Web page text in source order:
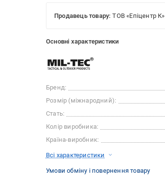
Продавець товару: ТОВ «Епіцентр К»
Основні характеристики
Бренд:
Розмір (міжнародний):
Стать:
Колір виробника:
Країна-виробник:
Всі характеристики
Умови обміну і повернення товару